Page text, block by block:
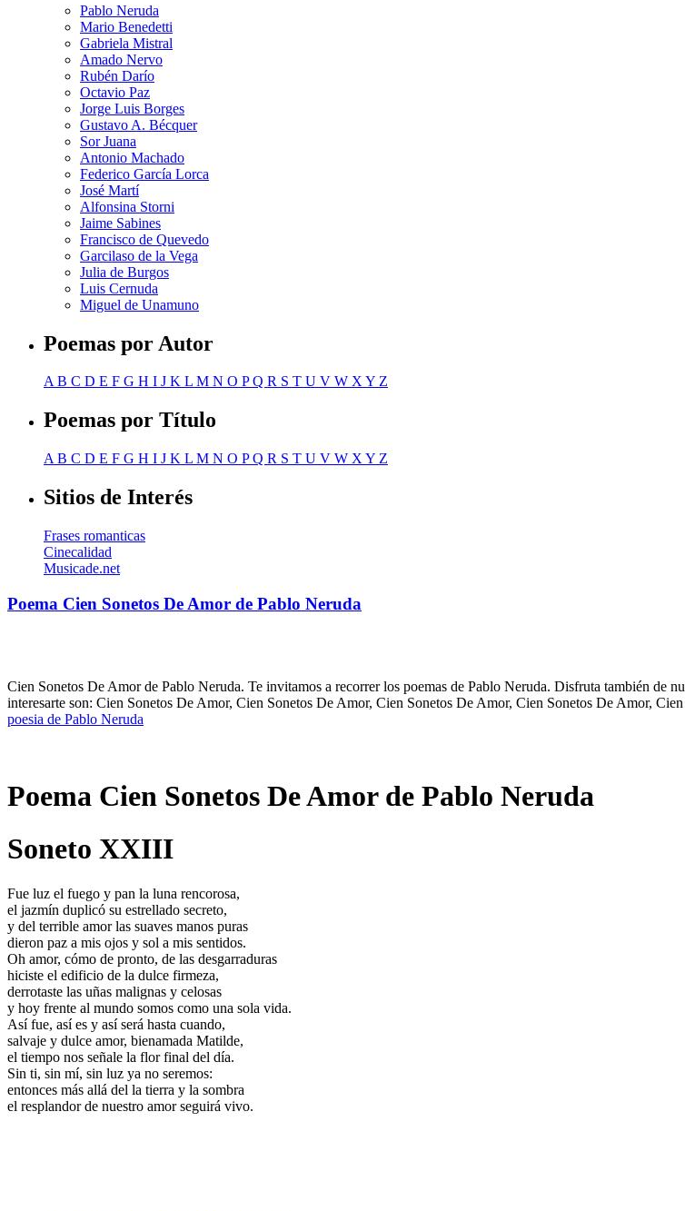
Pablo Neruda
Mario Benedetti
Gabriela Mistral
Amado Nervo
Rubén Darío
Octavio Paz
Jorge Luis Borges
Gustavo A. Bécquer
Sor Juana
Antonio Machado
Federico García Lorca
José Martí
Alfonsina Storni
Jaime Sabines
Francisco de Quevedo
Garcilaso de la Vega
Julia de Burgos
Luis Cernuda
Miguel de Unamuno
Poemas por Autor
AB C D E F G H I J K L M N O PQ R S T U V W XY Z
Poemas por Título
A B C D E F G H I J K L M N O PQ R S T U V W X Y Z
Sitios de Interés
Frases romanticas
Cinecalidad
Musicade.net
Poema Cien Sonetos De Amor de Pablo Neruda
Cien Sonetos De Amor de Pablo Neruda. Te invitamos a recorrer los poemas de Pablo Neruda. Disfruta también de
interesarte son: Cien Sonetos De Amor, Cien Sonetos De Amor, Cien Sonetos De Amor, Cien Sonetos De Amor,
poesia de Pablo Neruda
Poema Cien Sonetos De Amor de Pablo Neruda
Soneto XXIII
Fue luz el fuego y pan la luna rencorosa,
el jazmín duplicó su estrellado secreto,
y del terrible amor las suaves manos puras
dieron paz a mis ojos y sol a mis sentidos.
Oh amor, cómo de pronto, de las desgarraduras
hiciste el edificio de la dulce firmeza,
derrotaste las uñas malignas y celosas
y hoy frente al mundo somos como una sola vida.
Así fue, así es y así será hasta cuando,
salvaje y dulce amor, bienamada Matilde,
el tiempo nos señale la flor final del día.
Sin ti, sin mí, sin luz ya no seremos:
entonces más allá del la tierra y la sombra
el resplandor de nuestro amor seguirá vivo.